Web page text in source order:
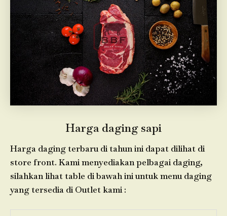
Harga daging sapi
Harga daging terbaru di tahun ini dapat dilihat di
store front. Kami menyediakan pelbagai daging,
silahkan lihat table di bawah ini untuk menu daging
yang tersedia di Outlet kami :